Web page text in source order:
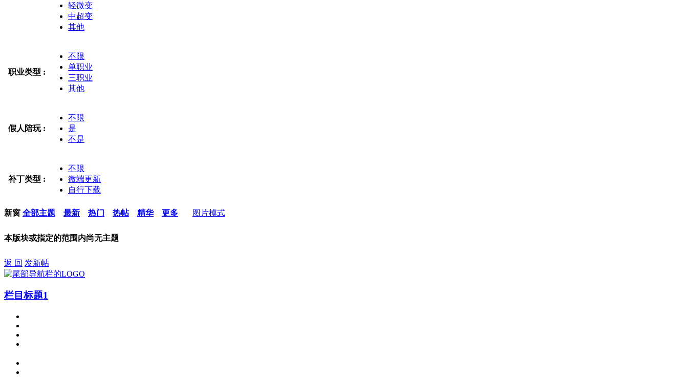
轻微变
中超变
其他
职业类型 :
不限
单职业
三职业
其他
假人陪玩 :
不限
是
不是
补丁类型 :
不限
微端更新
自行下载
新窗 全部主题 最新 热门 热帖 精华 更多 图片模式
本版块或指定的范围内尚无主题
返 回 发新帖
栏目标题1